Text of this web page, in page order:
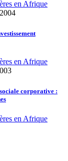
en Afrique
en Afrique
corporative :
en Afrique